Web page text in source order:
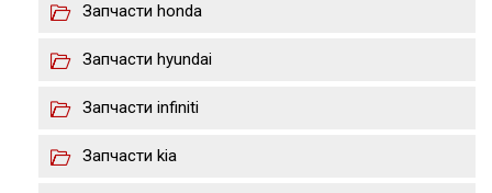
Запчасти honda
Запчасти hyundai
Запчасти infiniti
Запчасти kia